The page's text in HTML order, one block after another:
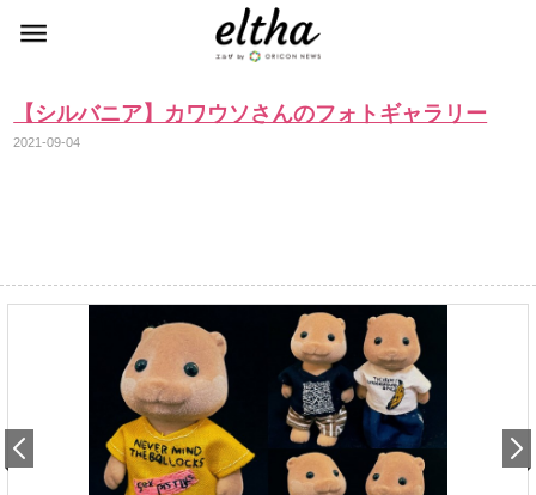
【シルバニア】カワウソさんのフォトギャラリー
2021-09-04